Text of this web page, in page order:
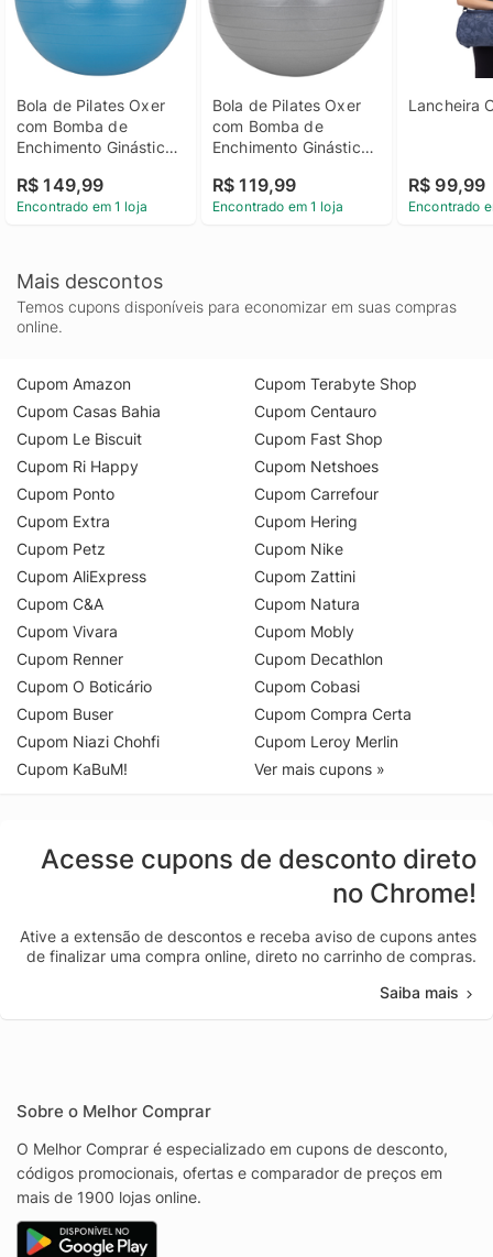
Bola de Pilates Oxer
com Bomba de
Enchimento Ginástica
R$ 149,99
Encontrado em 1 loja
Bola de Pilates Oxer
com Bomba de
Enchimento Ginástica
R$ 119,99
Encontrado em 1 loja
Lancheira
R$ 99,99
Encontrado
Mais descontos
Temos cupons disponíveis para economizar em suas compras
online.
Cupom Amazon
Cupom Casas Bahia
Cupom Le Biscuit
Cupom Ri Happy
Cupom Ponto
Cupom Extra
Cupom Petz
Cupom AliExpress
Cupom C&A
Cupom Vivara
Cupom Renner
Cupom O Boticário
Cupom Buser
Cupom Niazi Chohfi
Cupom KaBuM!
Cupom Terabyte Shop
Cupom Centauro
Cupom Fast Shop
Cupom Netshoes
Cupom Carrefour
Cupom Hering
Cupom Nike
Cupom Zattini
Cupom Natura
Cupom Mobly
Cupom Decathlon
Cupom Cobasi
Cupom Compra Certa
Cupom Leroy Merlin
Ver mais cupons »
Acesse cupons de desconto direto
no Chrome!
Ative a extensão de descontos e receba aviso de cupons antes
de finalizar uma compra online, direto no carrinho de compras.
Saiba mais
Sobre o Melhor Comprar
O Melhor Comprar é especializado em cupons de desconto,
códigos promocionais, ofertas e comparador de preços em
mais de 1900 lojas online.